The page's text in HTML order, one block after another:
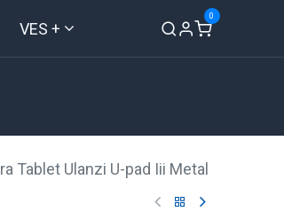
VES +
0
Tablet Ulanzi U-pad Iii Metal